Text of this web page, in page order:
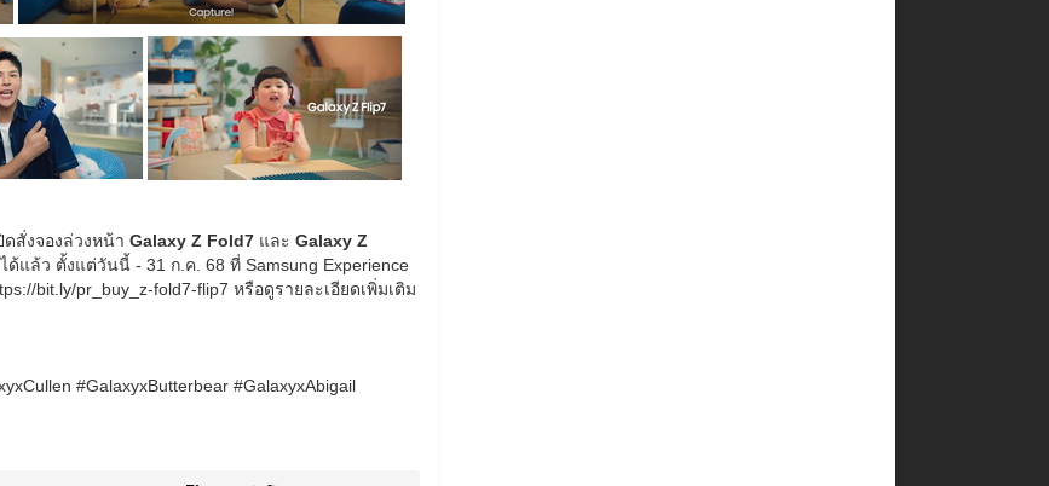
สั่งจองล่วงหน้า Galaxy Z Fold7 และ Galaxy Z
แล้ว ตั้งแต่วันนี้ - 31 ก.ค. 68 ที่ Samsung Experience
bit.ly/pr_buy_z-fold7-flip7 หรือดูรายละเอียดเพิ่มเติม
#GalaxyxButterbear #GalaxyxAbigail